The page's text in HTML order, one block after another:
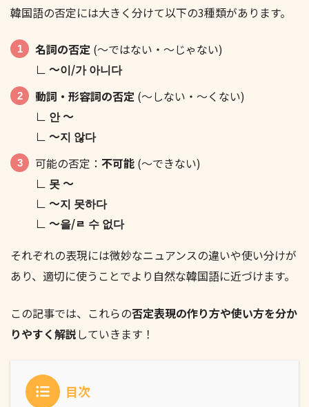
韓国語の否定には大きく分けて以下の3種類があります。
名詞の否定 (〜ではない・〜じゃない)
∟ 〜이/가 아니다
動詞・形容詞の否定 (〜しない・〜くない)
∟ 안 〜
∟ 〜지 않다
可能の否定： 不可能 (〜できない)
∟ 못 〜
∟ 〜지 못하다
∟ 〜을/ㄹ 수 없다
それぞれの表現には微妙なニュアンスの違いや使い分けが
あり、適切に使うことでより自然な韓国語に近づけます。
この記事では、これらの否定表現の作り方や使い方を分か
りやすく解説していきます！
目次